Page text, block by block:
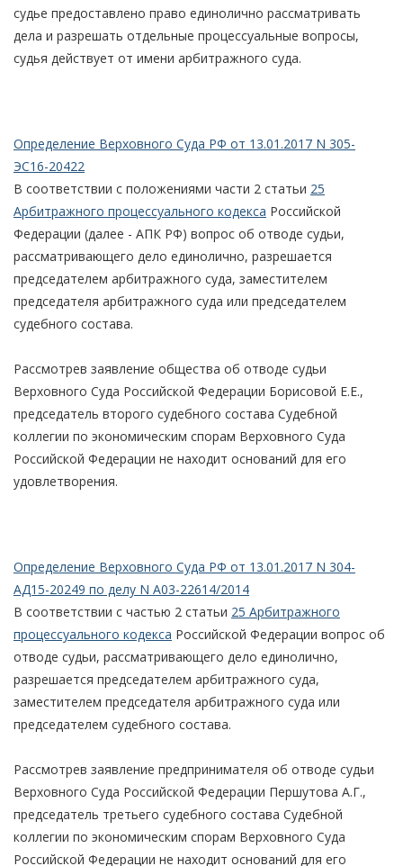
судье предоставлено право единолично рассматривать
дела и разрешать отдельные процессуальные вопросы,
судья действует от имени арбитражного суда.
Определение Верховного Суда РФ от 13.01.2017 N 305-
ЭС16-20422
В соответствии с положениями части 2 статьи 25
Арбитражного процессуального кодекса Российской
Федерации (далее - АПК РФ) вопрос об отводе судьи,
рассматривающего дело единолично, разрешается
председателем арбитражного суда, заместителем
председателя арбитражного суда или председателем
судебного состава.
Рассмотрев заявление общества об отводе судьи
Верховного Суда Российской Федерации Борисовой Е.Е.,
председатель второго судебного состава Судебной
коллегии по экономическим спорам Верховного Суда
Российской Федерации не находит оснований для его
удовлетворения.
Определение Верховного Суда РФ от 13.01.2017 N 304-
АД15-20249 по делу N А03-22614/2014
В соответствии с частью 2 статьи 25 Арбитражного
процессуального кодекса Российской Федерации вопрос об
отводе судьи, рассматривающего дело единолично,
разрешается председателем арбитражного суда,
заместителем председателя арбитражного суда или
председателем судебного состава.
Рассмотрев заявление предпринимателя об отводе судьи
Верховного Суда Российской Федерации Першутова А.Г.,
председатель третьего судебного состава Судебной
коллегии по экономическим спорам Верховного Суда
Российской Федерации не находит оснований для его